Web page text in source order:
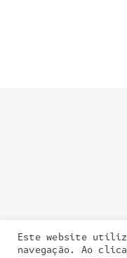
Este website
navegação. Ao